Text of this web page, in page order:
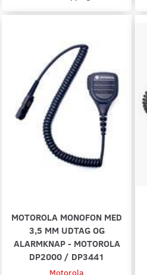
MOTOROLA MONOFON MED
3,5 MM UDTAG OG
ALARMKNAP - MOTOROLA
DP2000 / DP3441
Motorola